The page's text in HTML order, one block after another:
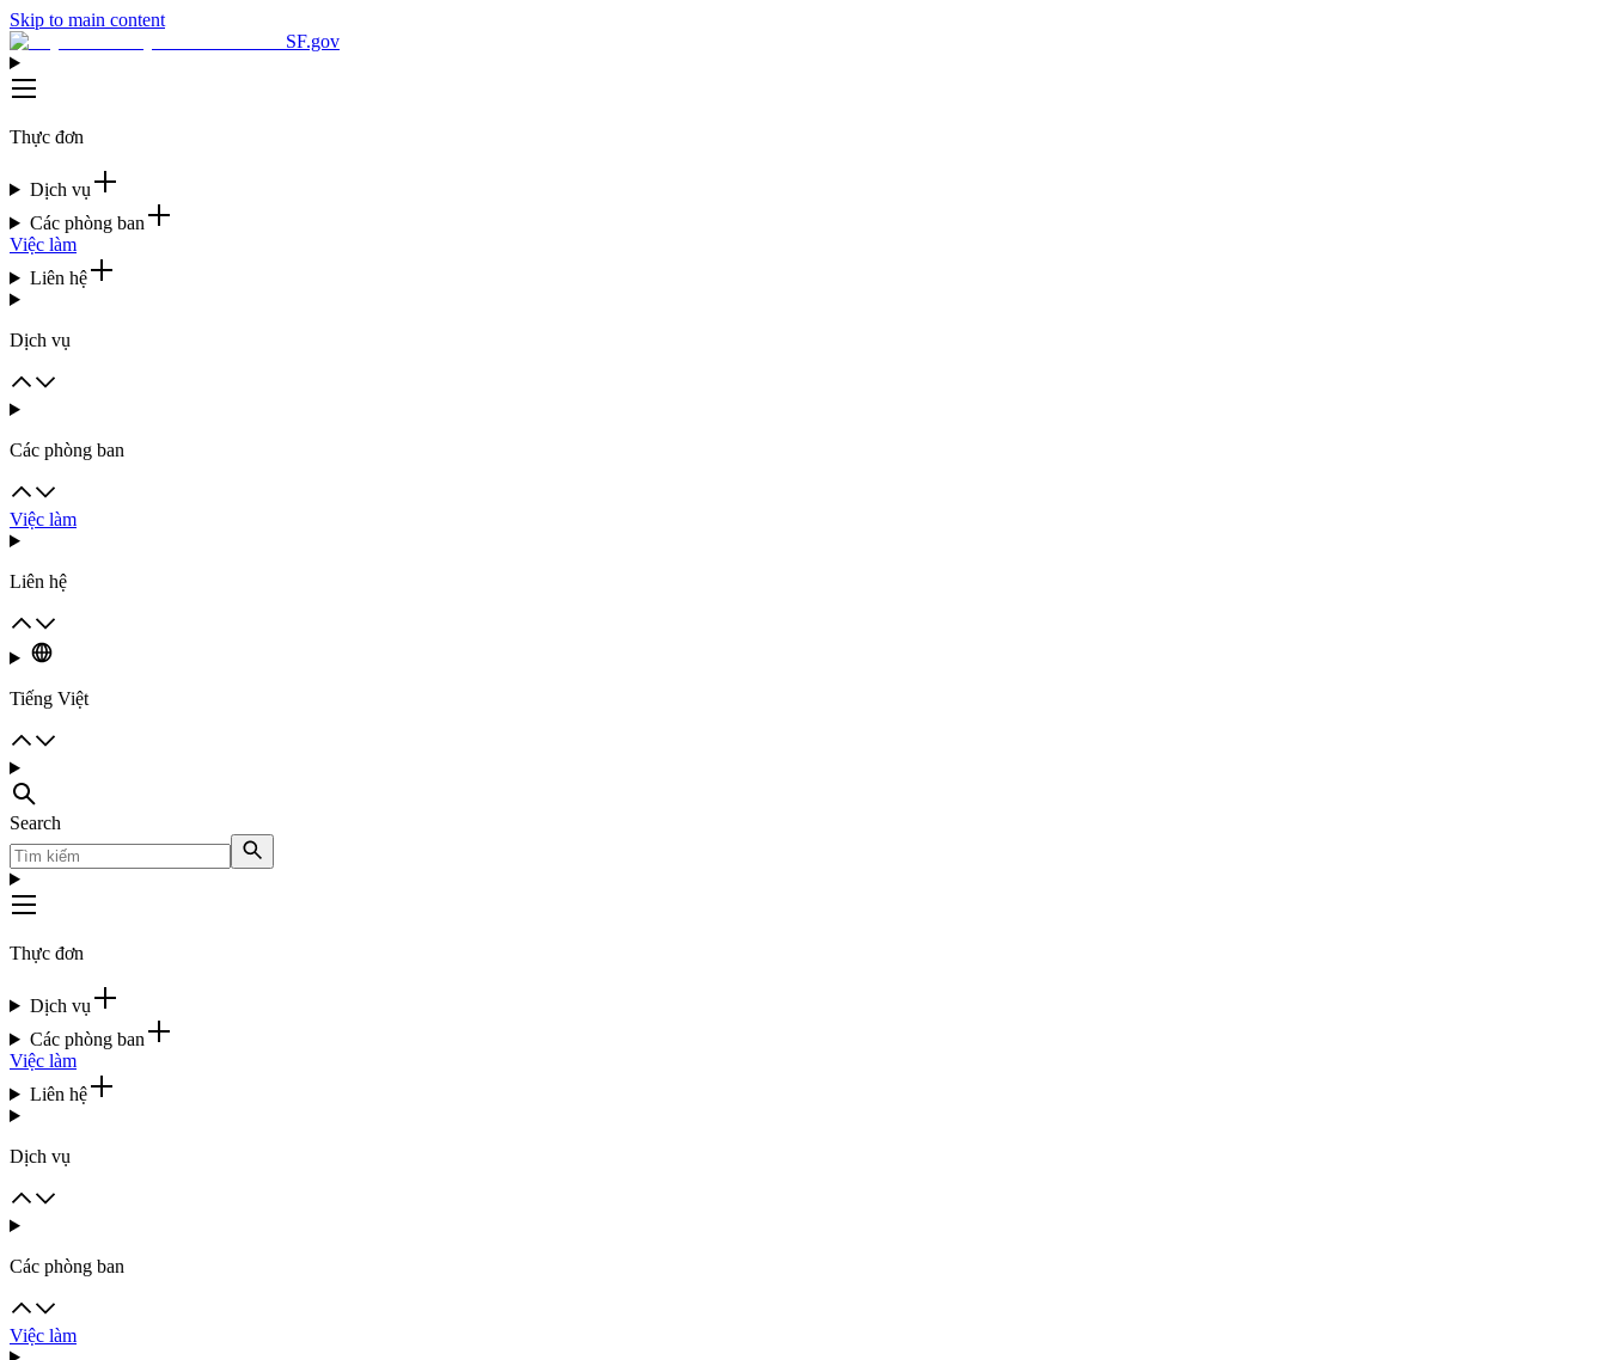
Skip to main content
SF.gov
Thực đơn
Dịch vụ
Các phòng ban
Việc làm
Liên hệ
Dịch vụ
Các phòng ban
Việc làm
Liên hệ
Tiếng Việt
Search
Thực đơn
Dịch vụ
Các phòng ban
Việc làm
Liên hệ
Dịch vụ
Các phòng ban
Việc làm